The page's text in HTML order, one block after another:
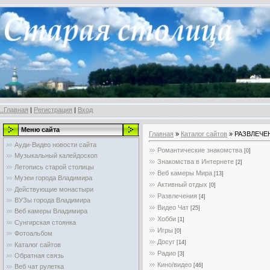
..Главная | Регистрация | Вход
Меню сайта
Ауди-Видео новости сайта
Музыкальный калейдоскоп
Летопись старой столицы
Музеи города Владимира
Действующие монастыри
ВУЗы города Владимира
Веб камеры Владимира
Сунгирская стоянка
Фотоальбом
Каталог сайтов
Обратная связь
Веб чат рулетка
Главная » Каталог сайтов »
Романтические знакомства [0]
Знакомства в Интернете [2]
Веб камеры Мира [13]
Активный отдых [0]
Развлечения [4]
Видео Чат [25]
Хобби [1]
Игры [0]
Досуг [14]
Радио [3]
Кино/видео [46]